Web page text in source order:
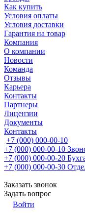
Как купить
Условия оплаты
Условия доставки
Гарантия на товар
Компания
О компании
Новости
Команда
Отзывы
Карьера
Контакты
Партнеры
Лицензии
Документы
Контакты
+7 (000) 000-00-10
+7 (000) 000-00-10
+7 (000) 000-00-20
+7 (000) 000-00-30
Заказать звонок
Задать вопрос
Войти